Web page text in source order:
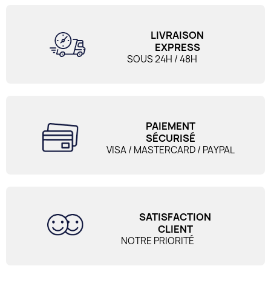
LIVRAISON
EXPRESS
SOUS 24H / 48H
PAIEMENT
SÉCURISÉ
VISA / MASTERCARD / PAYPAL
SATISFACTION
CLIENT
NOTRE PRIORITÉ